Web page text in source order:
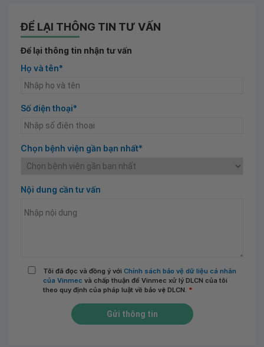
ĐỂ LẠI THÔNG TIN TƯ VẤN
Để lại thông tin nhận tư vấn
Họ và tên*
Số điện thoại*
Chọn bệnh viện gần bạn nhất*
Nội dung cần tư vấn
Tôi đã đọc và đồng ý với Chính sách bảo vệ dữ liệu cá nhân
của Vinmec và chấp thuận để Vinmec xử lý DLCN của tôi
theo quy định của pháp luật về bảo vệ DLCN. *
Gửi thông tin